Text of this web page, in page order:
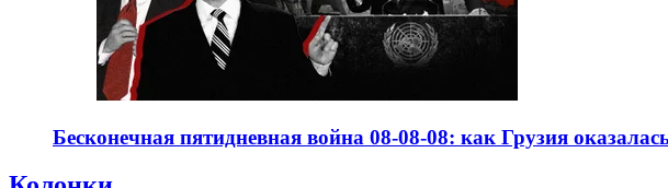
Бесконечная пятидневная война 08-08-08: как Грузия